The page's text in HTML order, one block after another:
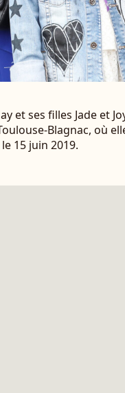
et ses filles Jade et
Blagnac, où
15 juin 2019.